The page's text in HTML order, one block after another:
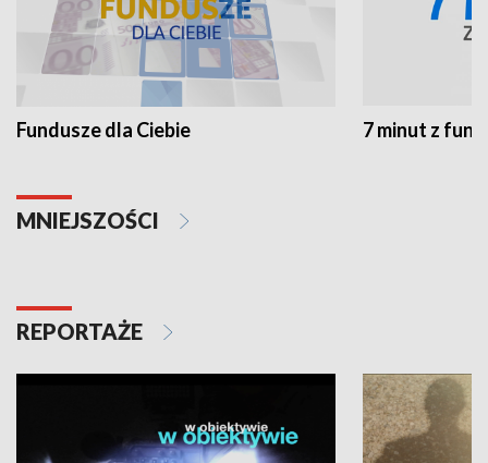
Fundusze dla Ciebie 7 minut z
MNIEJSZOŚCI
REPORTAŻE